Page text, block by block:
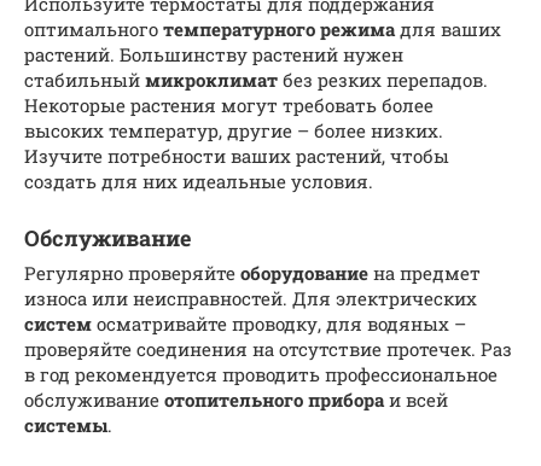
оптимального температурного режимадля ваших
растений. Большинству растений нужен
стабильный микроклимат без резких перепадов.
Некоторые растения могут требовать более
высоких температур, другие – более низких.
Изучите потребности ваших растений, чтобы
создать для них идеальные условия.
Обслуживание
Регулярно проверяйте оборудование на предмет
износа или неисправностей. Для электрических
систем осматривайте проводку, для водяных –
проверяйте соединения на отсутствие протечек. Раз
в год рекомендуется проводить профессиональное
обслуживание отопительного прибораи всей
системы.